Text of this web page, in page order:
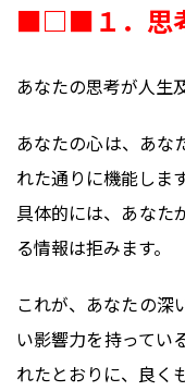
■□■１．思
あなたの思考が人生
あなたの心は、あな
れた通りに機能します
具体的には、あなた
る情報は拒みます。
これが、あなたの深
い影響力を持ってい
れたとおりに、良く